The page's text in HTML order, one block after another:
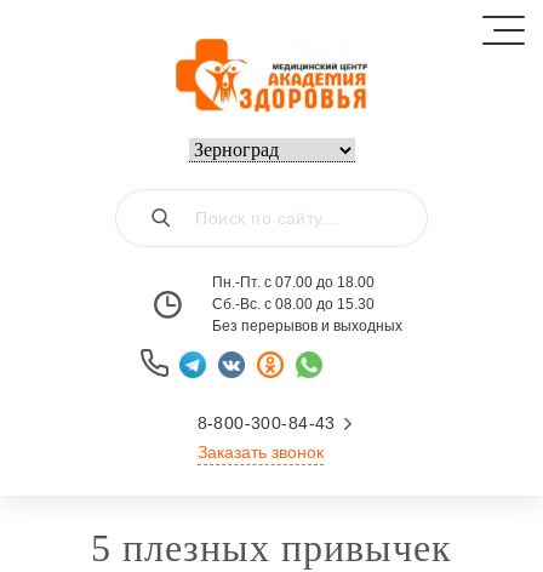
Пн.-Пт. с 07.00 до 18.00
Сб.-Вс. с 08.00 до 15.30
Без перерывов и выходных
8-800-300-84-43
Заказать звонок
5 плезных привычек